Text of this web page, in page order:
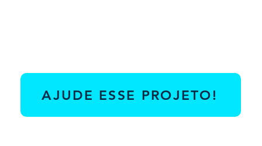
AJUDE ESSE PROJETO!